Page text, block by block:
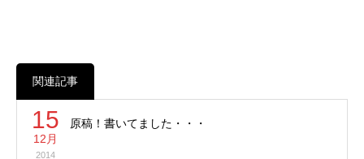
関連記事
15
12月
2014
原稿！書いてました・・・